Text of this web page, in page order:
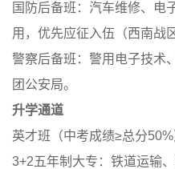
国防后备班：汽车维修、电
用，优先应征入伍（西南战
警察后备班：警用电子技术
团公安局。
升学通道
英才班（中考成绩≥总分50%
3+2五年制大专：铁道运输